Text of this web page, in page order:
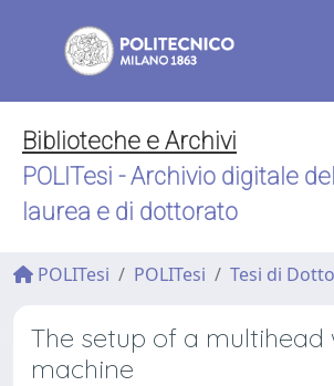
Biblioteche e Archivi
POLITesi - Archivio digitale
laurea e di dottorato
POLITesi POLITesi Tesi di
The setup of a multihead
machine